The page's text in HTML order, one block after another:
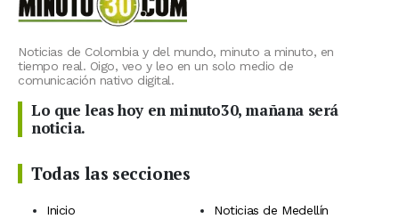
Noticias de Colombia y del mundo, minuto a minuto, en
tiempo real. Oigo, veo y leo en un solo medio de
comunicación nativo digital.
Lo que leas hoy en minuto30, mañana será
noticia.
Todas las secciones
Inicio
Noticias de Medellín